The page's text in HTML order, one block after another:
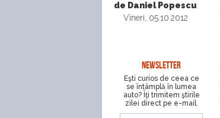
de Daniel Popescu
Vineri, 05.10.2012
NEWSLETTER
Eşti curios de ceea ce
se întâmplă în lumea
auto? Îţi trimitem ştirile
zilei direct pe e-mail.